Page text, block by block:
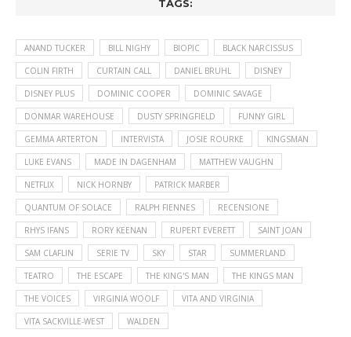
TAGS:
ANAND TUCKER BILL NIGHY BIOPIC BLACK NARCISSUS
COLIN FIRTH CURTAIN CALL DANIEL BRUHL DISNEY
DISNEY PLUS DOMINIC COOPER DOMINIC SAVAGE
DONMAR WAREHOUSE DUSTY SPRINGFIELD FUNNY GIRL
GEMMA ARTERTON INTERVISTA JOSIE ROURKE KINGSMAN
LUKE EVANS MADE IN DAGENHAM MATTHEW VAUGHN
NETFLIX NICK HORNBY PATRICK MARBER
QUANTUM OF SOLACE RALPH FIENNES RECENSIONE
RHYS IFANS RORY KEENAN RUPERT EVERETT SAINT JOAN
SAM CLAFLIN SERIE TV SKY STAR SUMMERLAND
TEATRO THE ESCAPE THE KING'S MAN THE KINGS MAN
THE VOICES VIRGINIA WOOLF VITA AND VIRGINIA
VITA SACKVILLE-WEST WALDEN